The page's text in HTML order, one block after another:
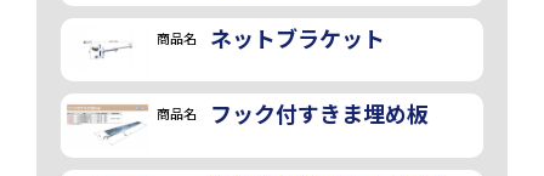
商品名 ネットブラケット
商品名 フック付すきま埋め板